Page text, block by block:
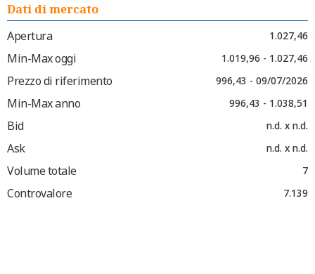
Dati di mercato
Apertura
1.027,46
Min-Max oggi 1.019,96 - 1.027,46
Prezzo di riferimento 996,43 - 09/07/2026
Min-Max anno 996,43 - 1.038,51
Bid n.d. x n.d.
Ask n.d. x n.d.
Volume totale 7
Controvalore 7.139